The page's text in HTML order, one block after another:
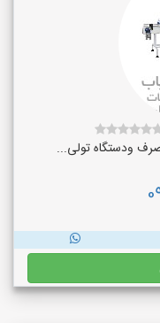
ودستگاه تولی...